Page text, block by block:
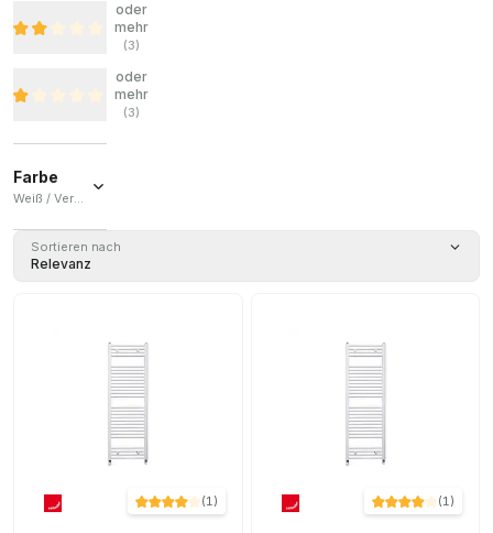
oder
mehr
(3)
oder
mehr
(3)
Farbe
Weiß / Verchromt
Verchromt
(5)
Sortieren nach
Relevanz
(1) (1)